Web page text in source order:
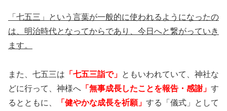
「七五三」という言葉が一般的に使われるようになったの
は、明治時代となってからであり、今日へと繋がっていき
ます。
また、七五三は 「七五三詣で」 ともいわれていて、神社な
どに行って、神様へ 「無事成長したことを報告・感謝」 す
るとともに、
「健やかな成長を祈願」 する「儀式」として